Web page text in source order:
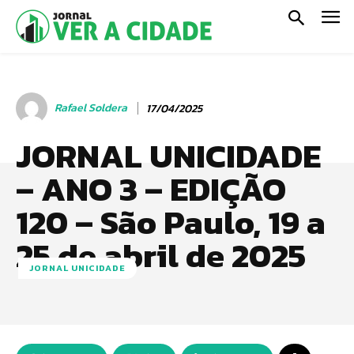
Rafael Soldera 17/04/2025
JORNAL UNICIDADE
– ANO 3 – EDIÇÃO
120 – São Paulo, 19 a
25 de abril de 2025
JORNAL UNICIDADE